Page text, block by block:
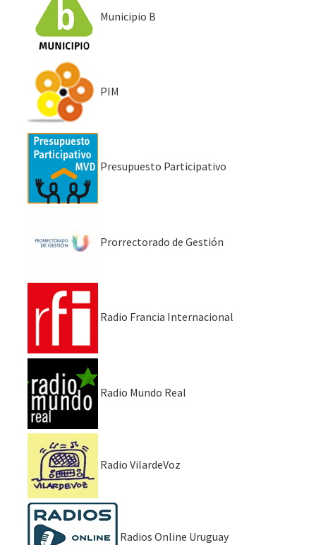
Municipio B
PIM
Presupuesto Participativo
Prorrectorado de Gestión
Radio Francia Internacional
Radio Mundo Real
Radio VilardeVoz
Radios Online Uruguay